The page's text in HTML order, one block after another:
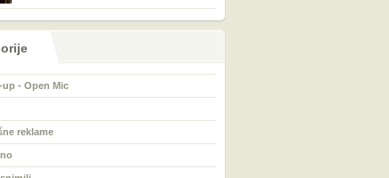
up - Open Mic
reklame